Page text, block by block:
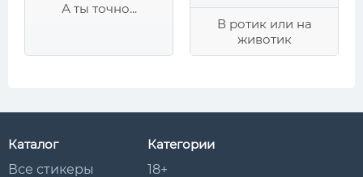
А ты точно...
В ротик или на
животик
Каталог
Все стикеры
Категории
18+